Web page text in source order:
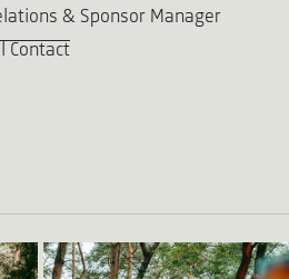
& Sponsor Manager
Contact